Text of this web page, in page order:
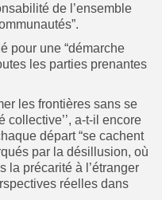
de l’ensemble
pour une “démarche
les parties prenantes
les frontières sans se
a-t-il encore
départ “se cachent
par la désillusion, où
la précarité à l’étranger
réelles dans